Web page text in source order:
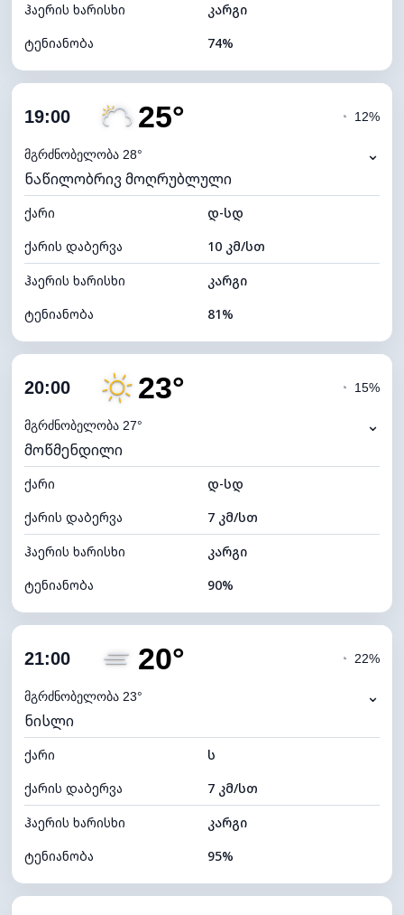
ჰაერის ხარისხი
კარგი
ტენიანობა
74%
ღრუბლიანობა
ნამის წერტილი
ხილვადობა
10 კმ
განათების ინდექსი 4 (მკრთალი)
ღრუბლის სიმაღლე 6320 მ
19:00 25°
მგრძნობელობა 28°
◔ 12%
⌄
ნაწილობრივ მოღრუბლული
ქარი
დ-სდ
ქარის დაბერვა
10 კმ/სთ
ჰაერის ხარისხი
კარგი
ტენიანობა
81%
ღრუბლიანობა
ნამის წერტილი
ხილვადობა
განათების ინდექსი 7 (ნათელი)
ღრუბლის სიმაღლე 9760 მ
20:00 23°
მგრძნობელობა 27°
◔ 15%
⌄
მოწმენდილი
ქარი
დ-სდ
ქარის დაბერვა
7 კმ/სთ
ჰაერის ხარისხი
კარგი
ტენიანობა
90%
ღრუბლიანობა
ნამის წერტილი
ხილვადობა
განათების ინდექსი 7 (ნათელი)
ღრუბლის სიმაღლე 10320 მ
21:00 20°
მგრძნობელობა 23°
◔ 22%
⌄
ნისლი
ქარი
ს
ქარის დაბერვა
7 კმ/სთ
ჰაერის ხარისხი
კარგი
ტენიანობა
95%